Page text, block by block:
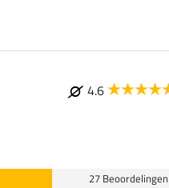
4.6
27 Beoordelingen